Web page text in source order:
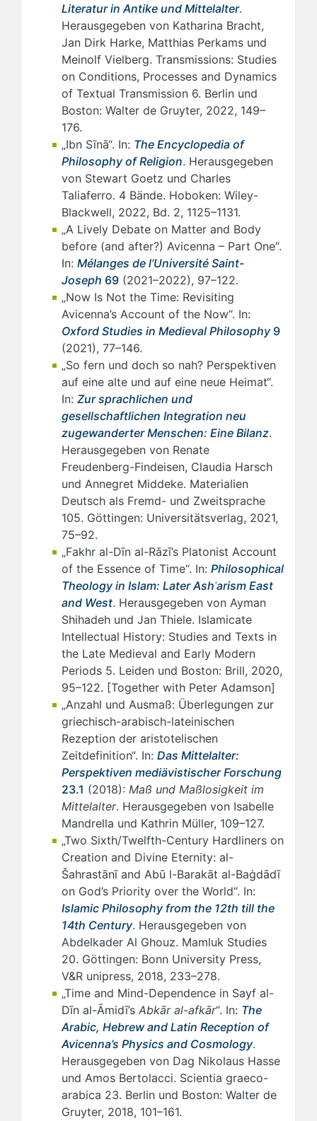
Literatur in Antike und Mittelalter.
Herausgegeben von Katharina Bracht,
Jan Dirk Harke, Matthias Perkams und
Meinolf Vielberg. Transmissions: Studies
on Conditions, Processes and Dynamics
of Textual Transmission 6. Berlin und
Boston: Walter de Gruyter, 2022, 149–
176.
„Ibn Sīnā“. In: The Encyclopedia of
Philosophy of Religion. Herausgegeben
von Stewart Goetz und Charles
Taliaferro. 4 Bände. Hoboken: Wiley-
Blackwell, 2022, Bd. 2, 1125–1131.
„A Lively Debate on Matter and Body
before (and after?) Avicenna – Part One“.
In: Mélanges de l’Université Saint-
Joseph 69 (2021–2022), 97–122.
„Now Is Not the Time: Revisiting
Avicenna’s Account of the Now“. In:
Oxford Studies in Medieval Philosophy 9
(2021), 77–146.
„So fern und doch so nah? Perspektiven
auf eine alte und auf eine neue Heimat“.
In: Zur sprachlichen und
gesellschaftlichen Integration neu
zugewanderter Menschen: Eine Bilanz.
Herausgegeben von Renate
Freudenberg-Findeisen, Claudia Harsch
und Annegret Middeke. Materialien
Deutsch als Fremd- und Zweitsprache
105. Göttingen: Universitätsverlag, 2021,
75–92.
„Fakhr al-Dīn al-Rāzī’s Platonist Account
of the Essence of Time“. In: Philosophical
Theology in Islam: Later Ashʿarism East
and West. Herausgegeben von Ayman
Shihadeh und Jan Thiele. Islamicate
Intellectual History: Studies and Texts in
the Late Medieval and Early Modern
Periods 5. Leiden und Boston: Brill, 2020,
95–122. [Together with Peter Adamson]
„Anzahl und Ausmaß: Überlegungen zur
griechisch-arabisch-lateinischen
Rezeption der aristotelischen
Zeitdefinition“. In: Das Mittelalter:
Perspektiven mediävistischer Forschung
23.1 (2018): Maß und Maßlosigkeit im
Mittelalter. Herausgegeben von Isabelle
Mandrella und Kathrin Müller, 109–127.
„Two Sixth/Twelfth-Century Hardliners on
Creation and Divine Eternity: al-
Šahrastānī and Abū l-Barakāt al-Baġdādī
on God’s Priority over the World“. In:
Islamic Philosophy from the 12th till the
14th Century. Herausgegeben von
Abdelkader Al Ghouz. Mamluk Studies
20. Göttingen: Bonn University Press,
V&R unipress, 2018, 233–278.
„Time and Mind-Dependence in Sayf al-
Dīn al-Āmidī’s Abkār al-afkār“. In: The
Arabic, Hebrew and Latin Reception of
Avicenna’s Physics and Cosmology.
Herausgegeben von Dag Nikolaus Hasse
und Amos Bertolacci. Scientia graeco-
arabica 23. Berlin und Boston: Walter de
Gruyter, 2018, 101–161.